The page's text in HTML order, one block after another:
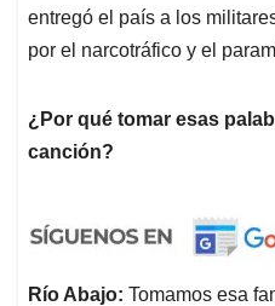
entregó el país a los
por el narcotráfico y el
¿Por qué tomar esas
canción?
Río Abajo: Tomamos esa